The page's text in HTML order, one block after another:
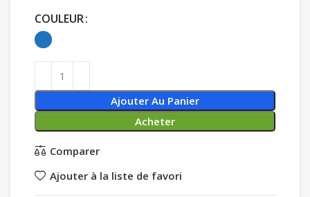
COULEUR
Ajouter Au Panier
Acheter
Comparer
Ajouter à la liste de favori